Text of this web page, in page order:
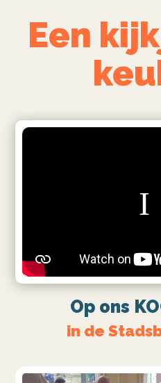
Een
Op ons
in de